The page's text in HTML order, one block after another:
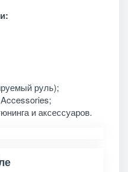
руль);
и аксессуаров.